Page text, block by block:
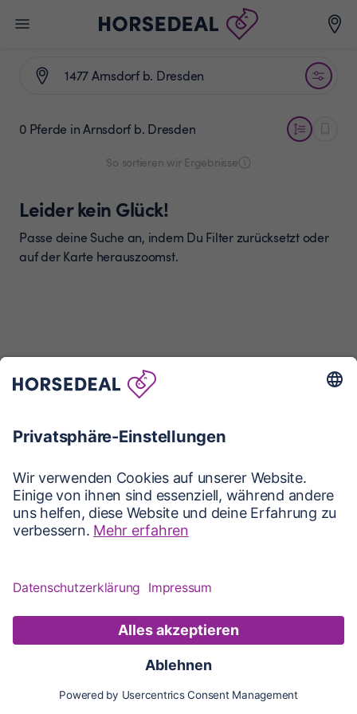
Karte Updates Konto
Karte
0 Pferde in Arnsdorf b. Dresden
So sortieren wir Ergebnisse
Leider kein Glück!
Passe deine Suche an, indem Du Filter zurücksetzt oder
auf der Karte herauszoomst.